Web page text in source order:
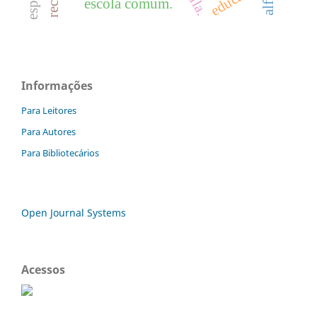
escola comum.
Informações
Para Leitores
Para Autores
Para Bibliotecários
Open Journal Systems
Acessos